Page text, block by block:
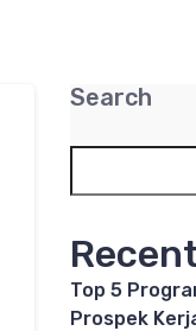
Search
Top 5
Prospek